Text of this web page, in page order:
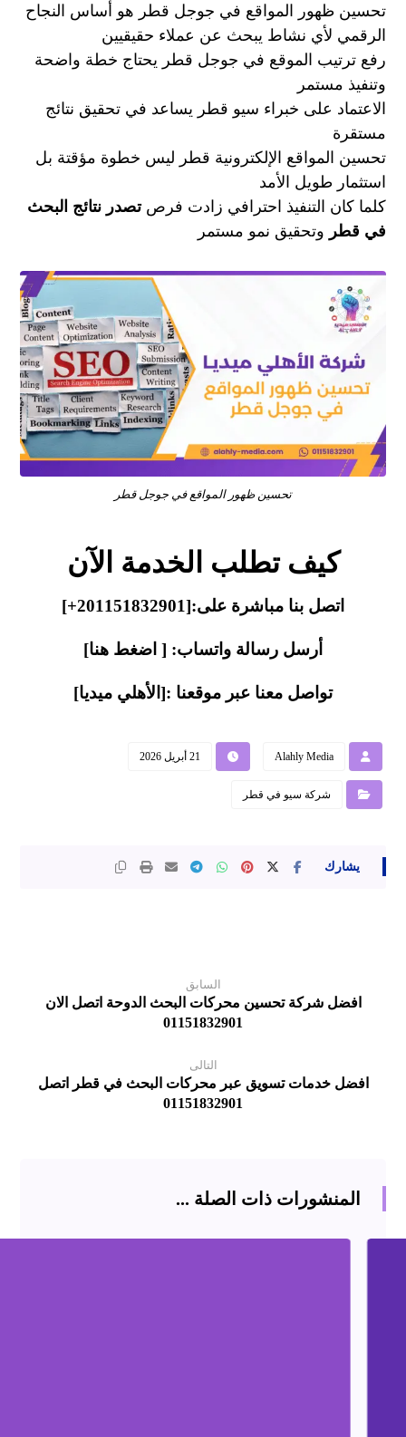
تحسين ظهور المواقع في جوجل قطر هو أساس النجاح
الرقمي لأي نشاط يبحث عن عملاء حقيقيين
رفع ترتيب الموقع في جوجل قطر يحتاج خطة واضحة
وتنفيذ مستمر
الاعتماد على خبراء سيو قطر يساعد في تحقيق نتائج
مستقرة
تحسين المواقع الإلكترونية قطر ليس خطوة مؤقتة بل
استثمار طويل الأمد
كلما كان التنفيذ احترافي زادت فرصتصدر نتائج البحث
في قطر وتحقيق نمو مستمر
تحسين ظهور المواقع في جوجل قطر
كيف تطلب الخدمة الآن
اتصل بنا مباشرة على:[201151832901+]
أرسل رسالة واتساب: [ اضغط هنا]
تواصل معنا عبر موقعنا :[ الأهلي ميديا]
Alahly Media 21 أبريل 2026
شركة سيو في قطر
السابق
افضل شركة تحسين محركات البحث الدوحة اتصل الان
01151832901
التالى
افضل خدمات تسويق عبر محركات البحث في قطر اتصل
01151832901
المنشورات ذات الصلة ...